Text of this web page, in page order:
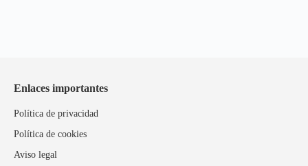
Enlaces importantes
Política de privacidad
Política de cookies
Aviso legal